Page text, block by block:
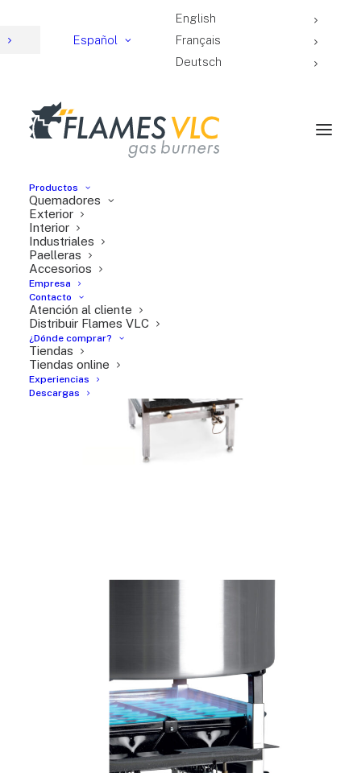
Español
English
Français
Deutsch
Productos
Quemadores
Exterior
Interior
Industriales
Paelleras
Accesorios
Empresa
Contacto
Atención al cliente
Distribuir Flames VLC
¿Dónde comprar?
Tiendas
Tiendas online
Experiencias
Descargas
Quemador industrial M-
400